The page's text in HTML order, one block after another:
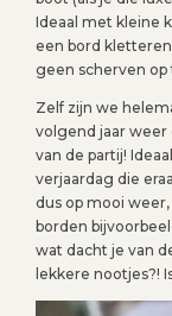
Ideaal met kleine
een bord
geen scherven op
Zelf zijn we
volgend jaar weer
van de partij!
verjaardag die
dus op mooi
borden
wat dacht je van
lekkere nootjes?!